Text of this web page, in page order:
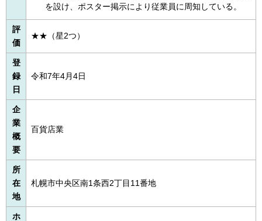
を設け、ポスター掲示により従業員に周知している。
評
価
★★（星2つ）
登
録
日
令和7年4月4日
企
業
概
要
百貨店業
所
在
地
札幌市中央区南1条西2丁目11番地
ホ